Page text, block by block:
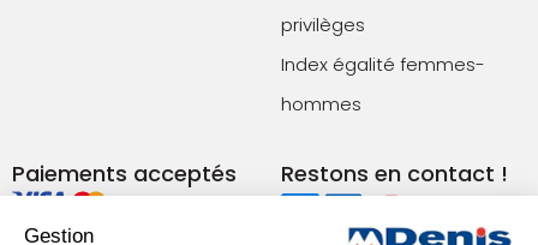
privilèges
Index égalité femmes-
hommes
Paiements acceptés Restons en contact !
Gestion